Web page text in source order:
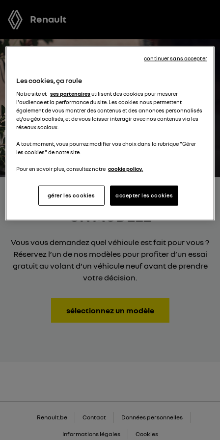
Renault
RÉSERVEZ UN ESSAI POUR
UN MODÈLE
Vous vous demandez quel véhicule est fait pour vous ?
Réservez l’un de nos modèles pour profiter d’un essai
gratuit au volant d’un véhicule neuf avant de prendre
votre décision.
sélectionnez un modèle
Renault.be Contact Données personnelles
Informations légales Cookies
Les cookies, ça roule
Notre site et ses partenairesutilisent des cookies pour mesurer
l'audience et la performance du site. Les cookies nous permettent
également de vous montrer des contenus et des annonces personnalisés
et/ou géolocalisés, et de vous laisser interagir avec nos contenus via les
réseaux sociaux.
A tout moment, vous pourrez modifier vos choix dans la rubrique "Gérer
les cookies" de notre site.
Pour en savoir plus, consultez notre cookie policy.
accepter les cookies
gérer les cookies
continuer sans accepter